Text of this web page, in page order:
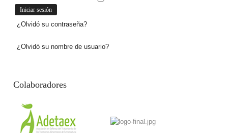
¿Olvidó su contraseña?
¿Olvidó su nombre de usuario?
Colaboradores